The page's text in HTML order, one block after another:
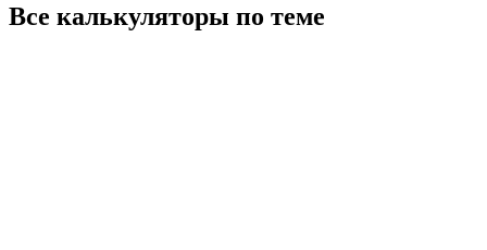
Все калькуляторы по теме